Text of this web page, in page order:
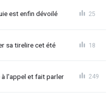
est enfin dévoilé 25
sa tirelire cet été 18
l'appel et fait parler 249